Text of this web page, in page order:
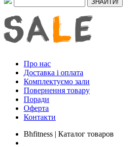
Про нас
Доставка і оплата
Комплектуємо зали
Повернення товару
Поради
Оферта
Контакти
Bhfitness | Каталог товаров